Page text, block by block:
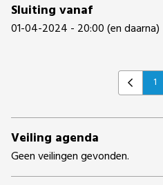
Sluiting vanaf
01-04-2024 - 20:00 (en daarna)
Previous
1
Veiling agenda
Geen veilingen gevonden.